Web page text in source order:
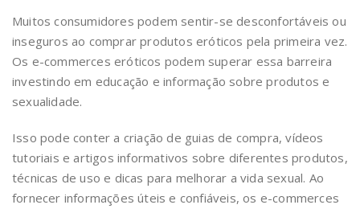
Muitos consumidores podem sentir-se desconfortáveis ou
inseguros ao comprar produtos eróticos pela primeira vez.
Os e-commerces eróticos podem superar essa barreira
investindo em educação e informação sobre produtos e
sexualidade.
Isso pode conter a criação de guias de compra, vídeos
tutoriais e artigos informativos sobre diferentes produtos,
técnicas de uso e dicas para melhorar a vida sexual. Ao
fornecer informações úteis e confiáveis, os e-commerces